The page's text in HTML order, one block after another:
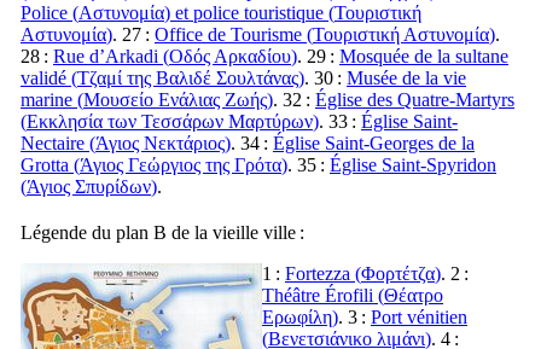
Police (Αστυνομία) et police touristique (Τουριστική
Αστυνομία). 27 : Office de Tourisme (Τουριστική Αστυνομία).
28 : Rue d’Arkadi (Οδός Αρκαδίου). 29 : Mosquée de la sultane
validé (Τζαμί της Βαλιδέ Σουλτάνας). 30 : Musée de la vie
marine (Μουσείο Ενάλιας Ζωής). 32 : Église des Quatre-Martyrs
(Εκκλησία των Τεσσάρων Μαρτύρων). 33 : Église Saint-
Nectaire (Άγιος Νεκτάριος). 34 : Église Saint-Georges de la
Grotta (Άγιος Γεώργιος της Γρότα). 35 : Église Saint-Spyridon
(Άγιος Σπυρίδων).
Légende du plan B de la vieille ville :
1 : Fortezza (Φορτέτζα). 2 :
Théâtre Érofili (Θέατρο
Ερωφίλη). 3 : Port vénitien
(Βενετσιάνικο λιμάνι). 4 :